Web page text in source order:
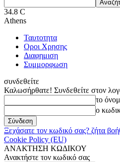
34.8 C
Athens
Ταυτοτητα
Οροι Χρησης
Διαφημιση
Συμμορφωση
συνδεθείτε
Καλωσήρθατε! Συνδεθείτε στον
το
ο
Ξεχάσατε τον κωδικό σας? ζήτα
Cookie Policy (EU)
ΑΝΑΚΤΗΣΗ ΚΩΔΙΚΟΥ
Ανακτήστε τον κωδικό σας